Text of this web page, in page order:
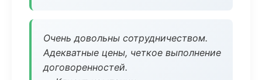
Очень довольны сотрудничеством.
Адекватные цены, четкое выполнение
договоренностей.